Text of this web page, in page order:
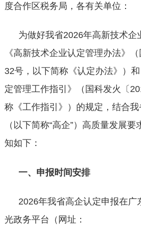
度合作区税务局，各有关单位：
为做好我省2026年高新技术企
《高新技术企业认定管理办法》（
32号，以下简称《认定办法》）
定管理工作指引》（国科发火〔
称《工作指引》）的规定，结合
（以下简称“高企”）高质量发展
知如下：
一、申报时间安排
2026年我省高企认定申报在广
光政务平台（网址：